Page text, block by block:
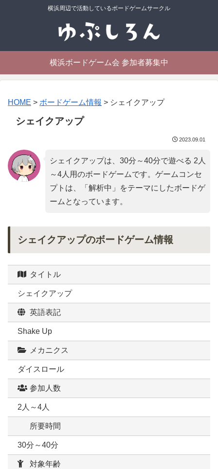
横浜周辺で活動しているボードゲームサークル
横浜ボードゲーム会 参加者募集中
HOME > ボードゲーム情報 > シェイクアップ
シェイクアップ
2023.09.01
シェイクアップは、30分～40分で遊べる 2人
～4人用のボードゲームです。ゲームコンセ
プトは、「 解析中 」をテーマにしたボードゲ
ームとなっています。
シェイクアップのボードゲーム情報
タイトル
シェイクアップ
英語表記
Shake Up
メカニクス
ダイスロール
参加人数
2人～4人
所要時間
30分～40分
対象年齢